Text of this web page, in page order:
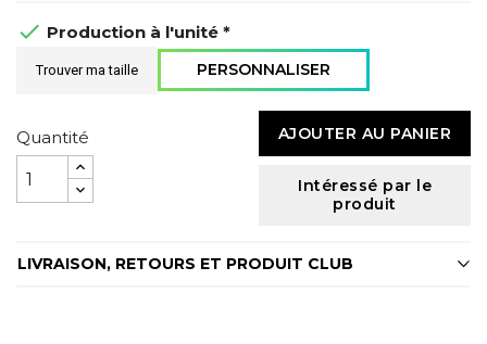
 Production à l'unité *
Trouver ma taille PERSONNALISER
Quantité AJOUTER AU PANIER
Intéressé par le
produit
LIVRAISON, RETOURS ET PRODUIT CLUB